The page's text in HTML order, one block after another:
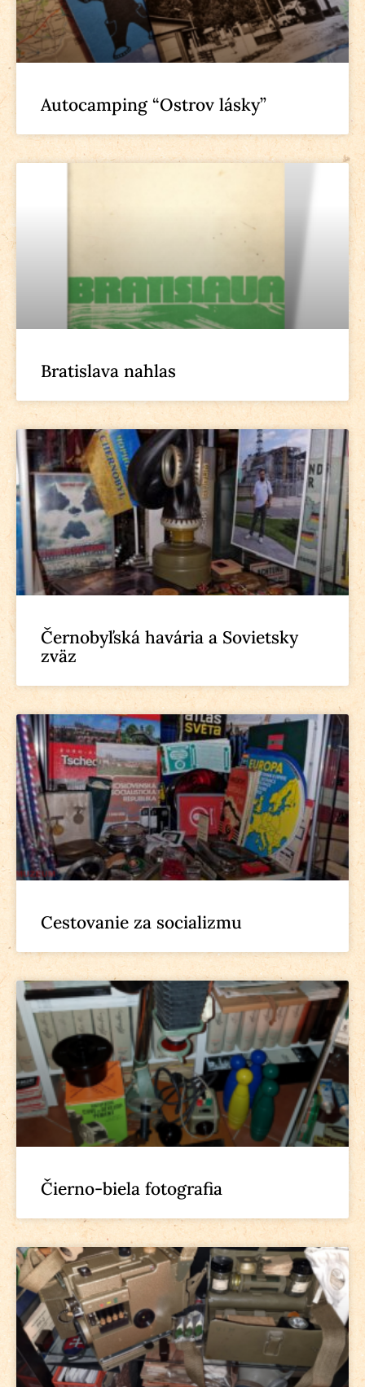
Autocamping “Ostrov lásky”
Bratislava nahlas
Černobyľská havária a Sovietsky
zväz
Cestovanie za socializmu
Čierno-biela fotografia